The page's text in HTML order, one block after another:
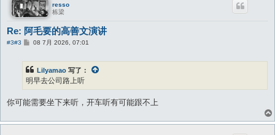
resso
栋梁
Re: 阿毛要的高善文演讲
#3#3
帖
08 7月 2026, 07:01
Lilyamao 写了：
明早去公司路上听
你可能需要坐下来听，开车听有可能跟不上